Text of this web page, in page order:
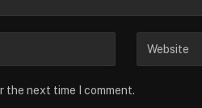
the next time I comment.